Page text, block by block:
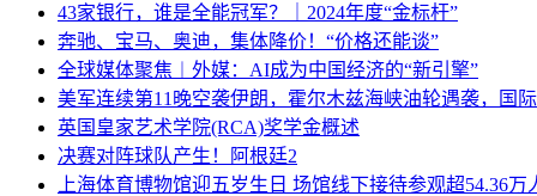
43家银行，谁是全能冠军？｜2024年度“金标杆”
奔驰、宝马、奥迪，集体降价！“价格还能谈”
全球媒体聚焦︱外媒：AI成为中国经济的“新引擎”
美军连续第11晚空袭伊朗，霍尔木兹海峡油轮遇袭，国
英国皇家艺术学院(RCA)奖学金概述
决赛对阵球队产生！阿根廷2
上海体育博物馆迎五岁生日 场馆线下接待参观超54.36万